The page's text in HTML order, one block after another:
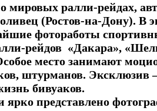
мировых ралли-рейдах,
(Ростов-на-Дону). В
фотоработы
рейдов «Дакара»,
место занимают
штурманов. Эксклюзив
бивуаков.
ярко представлено